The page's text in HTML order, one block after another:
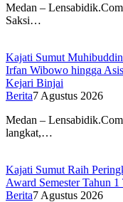
Medan –
Saksi…
Kajati Sumut
Irfan Wibowo hingga
Kejari Binjai
Berita7 Agustus 2026
Medan –
langkat,…
Kajati Sumut Raih
Award Semester Tahun
Berita7 Agustus 2026